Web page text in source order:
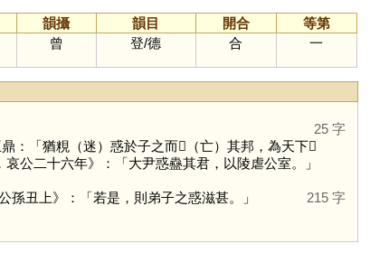
韻攝 韻目 開合
等第
曾 登/德 合 一
25 字
「猶粯（迷）惑於子之而𨑑（亡）其邦，為天下𣩍
公二十六年》：「大尹惑蠱其君，以陵虐公室。」
丑上》：「若是，則弟子之惑滋甚。」 215 字